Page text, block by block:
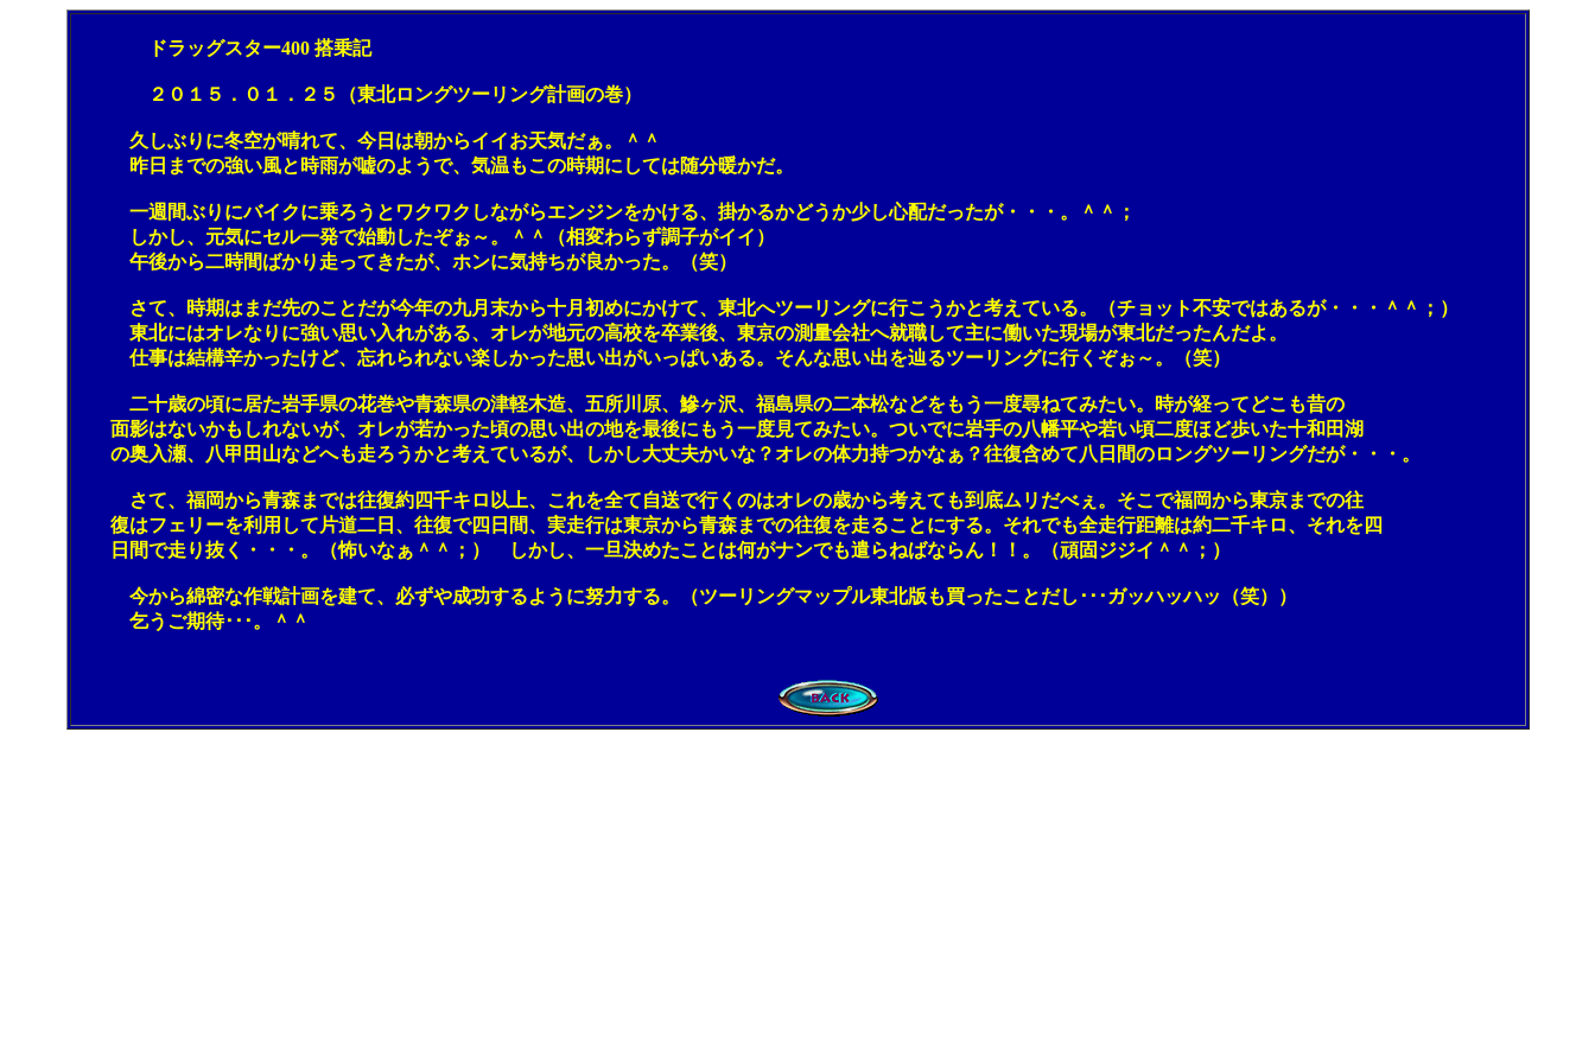
ドラッグスター400 搭乗記
２０１５．０１．２５（東北ロングツーリング計画の巻）
久しぶりに冬空が晴れて、今日は朝からイイお天気だぁ。＾＾
昨日までの強い風と時雨が嘘のようで、気温もこの時期にしては随分暖かだ。
一週間ぶりにバイクに乗ろうとワクワクしながらエンジンをかける、掛かるかどうか少し心配だったが・・・。＾＾；
しかし、元気にセル一発で始動したぞぉ～。＾＾（相変わらず調子がイイ）
午後から二時間ばかり走ってきたが、ホンに気持ちが良かった。（笑）
さて、時期はまだ先のことだが今年の九月末から十月初めにかけて、東北へツーリングに行こうかと考えている。（チョット不安ではあるが・・・＾＾；）
東北にはオレなりに強い思い入れがある、オレが地元の高校を卒業後、東京の測量会社へ就職して主に働いた現場が東北だったんだよ。
仕事は結構辛かったけど、忘れられない楽しかった思い出がいっぱいある。そんな思い出を辿るツーリングに行くぞぉ～。（笑）
二十歳の頃に居た岩手県の花巻や青森県の津軽木造、五所川原、鰺ヶ沢、福島県の二本松などをもう一度尋ねてみたい。時が経ってどこも昔の
面影はないかもしれないが、オレが若かった頃の思い出の地を最後にもう一度見てみたい。ついでに岩手の八幡平や若い頃二度ほど歩いた十和田湖
の奥入瀬、八甲田山などへも走ろうかと考えているが、しかし大丈夫かいな？オレの体力持つかなぁ？往復含めて八日間のロングツーリングだが・・・。
さて、福岡から青森までは往復約四千キロ以上、これを全て自送で行くのはオレの歳から考えても到底ムリだべぇ。そこで福岡から東京までの往
復はフェリーを利用して片道二日、往復で四日間、実走行は東京から青森までの往復を走ることにする。それでも全走行距離は約二千キロ、それを四
日間で走り抜く・・・。（怖いなぁ＾＾；） しかし、一旦決めたことは何がナンでも遣らねばならん！！。（頑固ジジイ＾＾；）
今から綿密な作戦計画を建て、必ずや成功するように努力する。（ツーリングマップル東北版も買ったことだし･･･ガッハッハッ（笑））
乞うご期待･･･。＾＾